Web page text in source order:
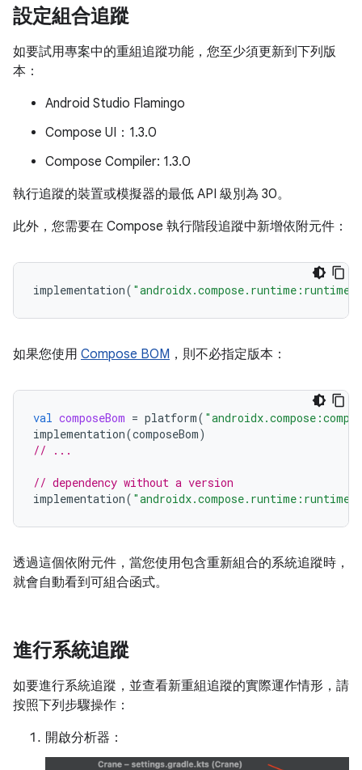
設定組合追蹤
如要試用專案中的重組追蹤功能，您至少須更新到下列版
本：
Android Studio Flamingo
Compose UI：1.3.0
Compose Compiler: 1.3.0
執行追蹤的裝置或模擬器的最低 API 級別為 30。
此外，您需要在 Compose 執行階段追蹤中新增依附元件：
implementation(
如果您使用 Compose BOM ，則不必指定版本：
val composeBom = platform(
implementation(composeBom)
// ...
// dependency without a version
implementation(
透過這個依附元件，當您使用包含重新組合的系統追蹤時，
就會自動看到可組合函式。
進行系統追蹤
如要進行系統追蹤，並查看新重組追蹤的實際運作情形，請
按照下列步驟操作：
開啟分析器：